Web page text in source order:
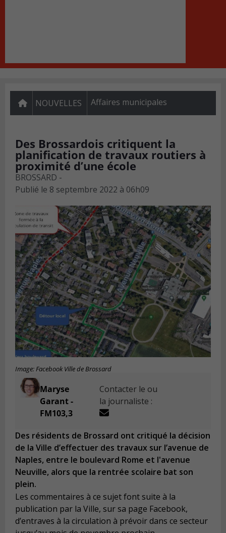
NOUVELLES Affaires municipales
Des Brossardois critiquent la
planification de travaux routiers à
proximité d’une école
BROSSARD -
Publié le 8 septembre 2022 à 06h09
Image: Facebook Ville de Brossard
Maryse
Garant -
FM103,3
Contacter le ou
la journaliste :
Des résidents de Brossard ont critiqué la décision
de la Ville d’effectuer des travaux sur l’avenue de
Naples, entre le boulevard Rome et l'avenue
Neuville, alors que la rentrée scolaire bat son
plein.
Les commentaires à ce sujet font suite à la
publication par la Ville, sur sa page Facebook,
d’entraves à la circulation à prévoir dans ce secteur